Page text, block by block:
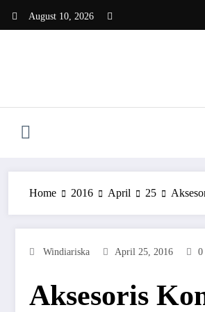
August 10, 2026
Home 2016 April 25
Windiariska April 25, 2016 0
Aksesoris